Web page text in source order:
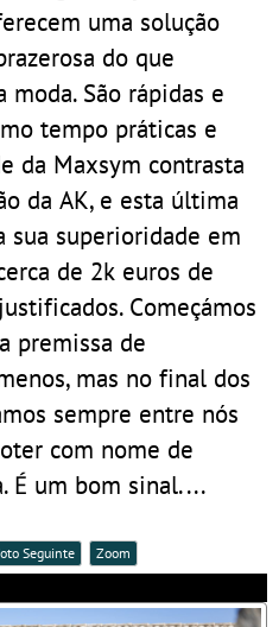
uma solução
do que
moda. São rápidas e
tempo práticas e
da Maxsym contrasta
da AK, e esta última
sua superioridade em
de 2k euros de
Começámos
premissa de
mas no final dos
sempre entre nós
com nome de
É um bom sinal....
Seguinte Zoom